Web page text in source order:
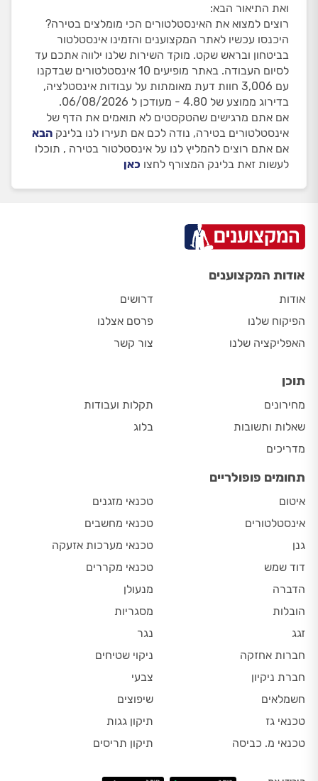
ואת התיאור הבא:
רוצים למצוא את האינסטלטורים הכי מומלצים בטירה?
היכנסו עכשיו לאתר המקצוענים והזמינו אינסטלטור
בביטחון ובראש שקט. מוקד השירות שלנו ילווה אתכם עד
לסיום העבודה. באתר מופיעים 10 אינסטלטורים שבדקנו
עם 3,006 חוות דעת מאומתות על עבודות אינסטלציה,
בדירוג ממוצע של 4.80 - מעודכן ל 06/08/2026.
אם אתם מרגישים שהטקסטים לא תואמים את הדף של
אינסטלטורים בטירה, נודה לכם אם תעירו לנו בלינק הבא
אם אתם רוצים להמליץ לנו על אינסטלטור בטירה , תוכלו
לעשות זאת בלינק המצורף לחצו כאן
אודות המקצוענים
אודות
הפיקוח שלנו
האפליקציה שלנו
דרושים
פרסם אצלנו
צור קשר
תוכן
מחירונים
שאלות ותשובות
מדריכים
תקלות ועבודות
בלוג
תחומים פופולריים
איטום
אינסטלטורים
גנן
דוד שמש
הדברה
הובלות
זגג
חברות אחזקה
חברת ניקיון
חשמלאים
טכנאי גז
טכנאי מ. כביסה
טכנאי מזגנים
טכנאי מחשבים
טכנאי מערכות אזעקה
טכנאי מקררים
מנעולן
מסגריות
נגר
ניקוי שטיחים
צבעי
שיפוצים
תיקון גגות
תיקון תריסים